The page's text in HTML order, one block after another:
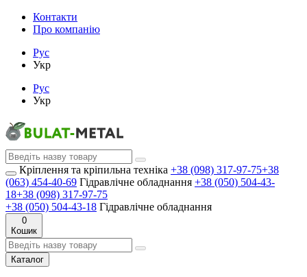
Контакти
Про компанію
Рус
Укр
Рус
Укр
Кріплення та кріпильна техніка +38 (098) 317-97-75+38
(063) 454-40-69 Гідравлічне обладнання +38 (050) 504-43-
18+38 (098) 317-97-75
+38 (050) 504-43-18 Гідравлічне обладнання
0
Кошик
Каталог